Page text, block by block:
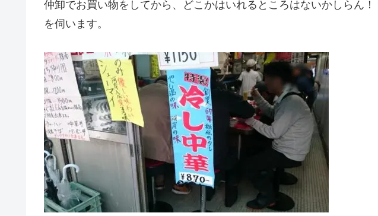
仲卸でお買い物をしてから、どこかはいれるところはないかしらん
を伺います。